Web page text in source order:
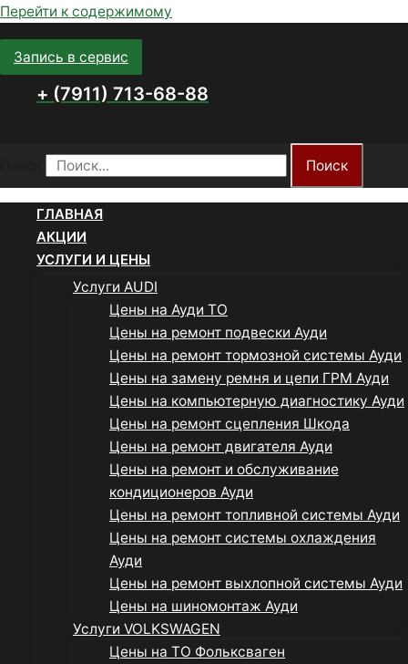
Перейти к содержимому
Запись в сервис
+ (7911) 713-68-88
Поиск
ГЛАВНАЯ
АКЦИИ
УСЛУГИ И ЦЕНЫ
Услуги AUDI
Цены на Ауди ТО
Цены на ремонт подвески Ауди
Цены на ремонт тормозной системы Ауди
Цены на замену ремня и цепи ГРМ Ауди
Цены на компьютерную диагностику Ауди
Цены на ремонт сцепления Шкода
Цены на ремонт двигателя Ауди
Цены на ремонт и обслуживание
кондиционеров Ауди
Цены на ремонт топливной системы Ауди
Цены на ремонт системы охлаждения
Ауди
Цены на ремонт выхлопной системы Ауди
Цены на шиномонтаж Ауди
Услуги VOLKSWAGEN
Цены на ТО Фольксваген